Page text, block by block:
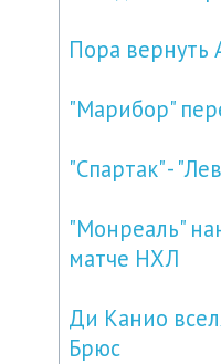
Пора
"Марибор"
"Спартак" -
"Монреаль"
матче НХЛ
Ди Канио
Брюс